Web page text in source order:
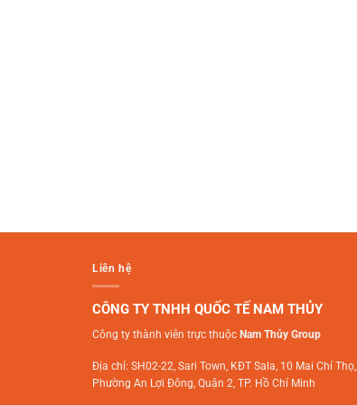
Liên hệ
CÔNG TY TNHH QUỐC TẾ NAM THỦY
Công ty thành viên trực thuộc Nam Thủy Group
Địa chỉ: SH02-22, Sari Town, KĐT Sala, 10 Mai Chí Thọ,
Phường An Lợi Đông, Quận 2, TP. Hồ Chí Minh